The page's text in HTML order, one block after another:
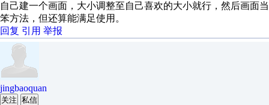
自己建一个画面，大小调整至自己喜欢的大小就行，然后画面
笨方法，但还算能满足使用。
回复 引用 举报
jingbaoquan
关注 私信